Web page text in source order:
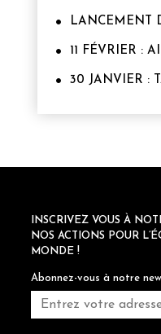
LANCEMENT
11 FÉVRIER :
30 JANVIER :
INSCRIVEZ VOUS À
NOS ACTIONS POUR
MONDE !
Abonnez-vous à notre